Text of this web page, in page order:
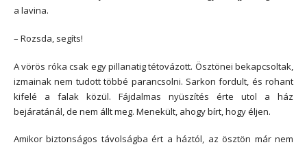
a lavina.
– Rozsda, segíts!
A vörös róka csak egy pillanatig tétovázott. Ösztönei bekapcsoltak,
izmainak nem tudott többé parancsolni. Sarkon fordult, és rohant
kifelé a falak közül. Fájdalmas nyüszítés érte utol a ház
bejáratánál, de nem állt meg. Menekült, ahogy bírt, hogy éljen.
Amikor biztonságos távolságba ért a háztól, az ösztön már nem